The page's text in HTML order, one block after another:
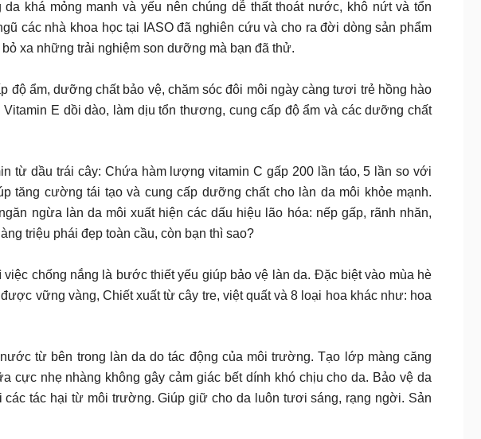
khá mỏng manh và yếu nên chúng dễ thất thoát nước, khô nứt và tổn
các nhà khoa học tại IASO đã nghiên cứu và cho ra đời dòng sản phẩm
xa những trải nghiệm son dưỡng mà bạn đã thử.
ẩm, dưỡng chất bảo vệ, chăm sóc đôi môi ngày càng tươi trẻ hồng hào
E dồi dào, làm dịu tổn thương, cung cấp độ ẩm và các dưỡng chất
từ dầu trái cây: Chứa hàm lượng vitamin C gấp 200 lần táo, 5 lần so với
tăng cường tái tạo và cung cấp dưỡng chất cho làn da môi khỏe mạnh.
ngừa làn da môi xuất hiện các dấu hiệu lão hóa: nếp gấp, rãnh nhăn,
triệu phái đẹp toàn cầu, còn bạn thì sao?
chống nắng là bước thiết yếu giúp bảo vệ làn da. Đặc biệt vào mùa hè
vững vàng, Chiết xuất từ cây tre, việt quất và 8 loại hoa khác như: hoa
từ bên trong làn da do tác động của môi trường. Tạo lớp màng căng
nhẹ nhàng không gây cảm giác bết dính khó chịu cho da. Bảo vệ da
tác hại từ môi trường. Giúp giữ cho da luôn tươi sáng, rạng ngời. Sản